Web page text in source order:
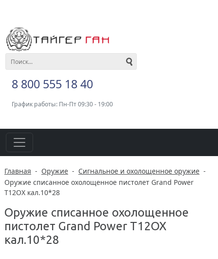
8 800 555 18 40
График работы: Пн-Пт 09:30 - 19:00
Главная - Оружие - Сигнальное и охолощенное оружие -
Оружие списанное охолощенное пистолет Grand Power
T12ОХ кал.10*28
Оружие списанное охолощенное
пистолет Grand Power T12ОХ
кал.10*28